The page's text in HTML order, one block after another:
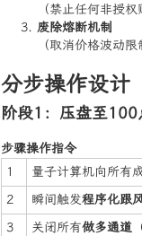
（禁止任何非授权
废除熔断机制
（取消价格波动
分步操作设计
阶段1：压盘至100
步骤操作指令
1
量子计算机向所有
2
瞬间触发程序化跟
3
关闭所有做多通道